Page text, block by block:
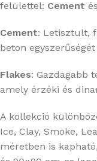
felülettel: Cement és
Cement: Letisztult,
beton
Flakes: Gazdagabb
amely érzéki és
A kollekció
Ice, Clay, Smoke,
méretben is